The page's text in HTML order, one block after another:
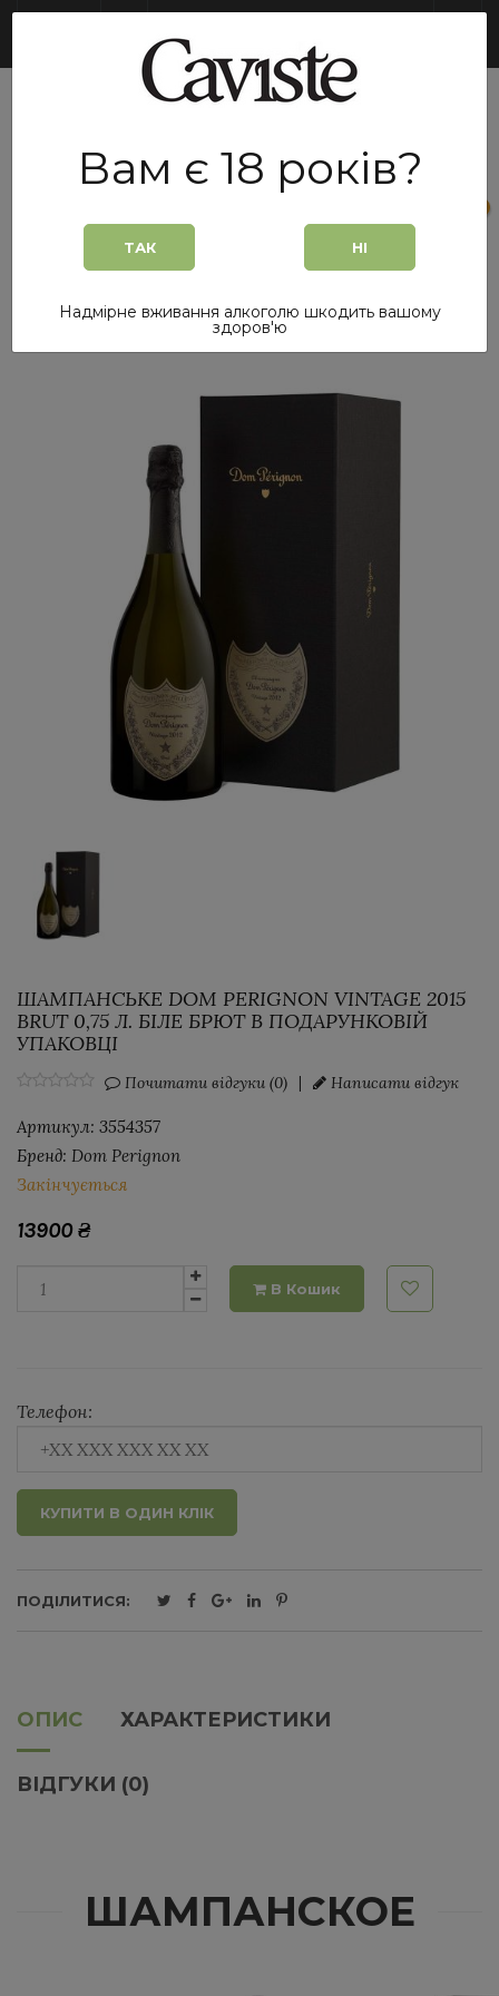
Шампанське Dom Perignon Vintage 2015 Brut 0,75 л. біле брют
в подарунковій упаковці
ШАМПАНСЬКЕ DOM PERIGNON VINTAGE 2015
BRUT 0,75 Л. БІЛЕ БРЮТ В ПОДАРУНКОВІЙ
УПАКОВЦІ
Почитати відгуки (0) | Написати відгук
Артикул: 3554357
Бренд: Dom Perignon
Закінчується
13900 ₴
В Кошик
Телефон:
КУПИТИ В ОДИН КЛІК
ПОДІЛИТИСЯ:
ОПИС ХАРАКТЕРИСТИКИ
ВІДГУКИ (0)
ШАМПАНСКОЕ
Вам є 18 років?
ТАК НІ
Надмірне вживання алкоголю шкодить вашому
здоров'ю